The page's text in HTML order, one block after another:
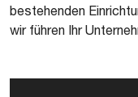
bestehenden
wir führen Ihr